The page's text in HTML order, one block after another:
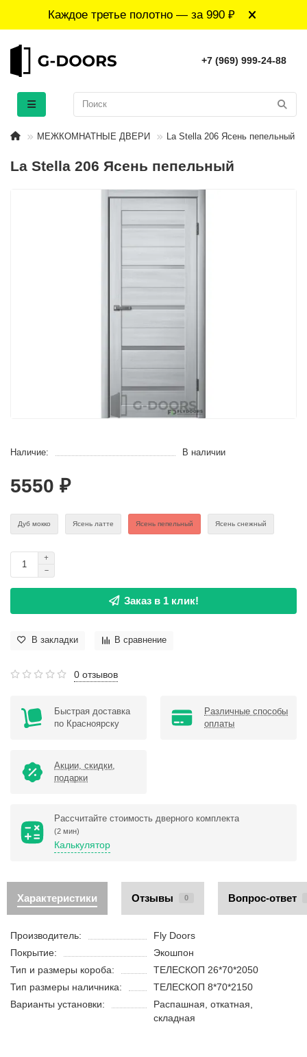
Каждое третье полотно — за 990 ₽
+7 (969) 999-24-88
МЕЖКОМНАТНЫЕ ДВЕРИ La Stella 206 Ясень пепельный
La Stella 206 Ясень пепельный
Наличие: В наличии
5550 ₽
Дуб мокко Ясень латте Ясень пепельный Ясень снежный
Заказ в 1 клик!
В закладки В сравнение
0 отзывов
Быстрая доставка
по Красноярску
Различные способы
оплаты
Акции, скидки,
подарки
Рассчитайте стоимость дверного комплекта
(2 мин)
Калькулятор
Характеристики Отзывы 0 Вопрос-ответ
Производитель:
Fly Doors
Покрытие:
Экошпон
Тип и размеры короба:
ТЕЛЕСКОП 26*70*2050
Тип размеры наличника:
ТЕЛЕСКОП 8*70*2150
Варианты установки:
Распашная, откатная,
складная